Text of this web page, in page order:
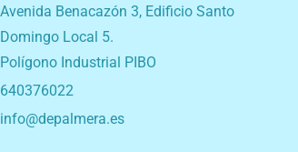
Avenida Benacazón 3, Edificio Santo
Domingo Local 5.
Polígono Industrial PIBO
640376022
info@depalmera.es